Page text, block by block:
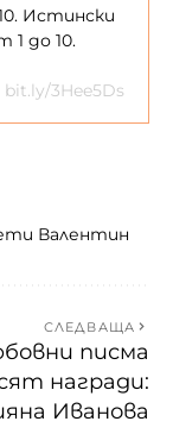
Истински
1 до 10.
bit.ly/3Hee5Ds
Валентин
СЛЕДВАЩА
писма
награди:
Иванова